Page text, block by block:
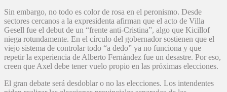
Sin embargo, no todo es color de rosa en el peronismo. Desde
sectores cercanos a la expresidenta afirman que el acto de Villa
Gesell fue el debut de un “frente anti-Cristina”, algo que Kicillof
niega rotundamente. En el círculo del gobernador sostienen que el
viejo sistema de controlar todo “a dedo” ya no funciona y que
repetir la experiencia de Alberto Fernández fue un desastre. Por eso,
creen que Axel debe tener vuelo propio en las próximas elecciones.
El gran debate será desdoblar o no las elecciones. Los intendentes